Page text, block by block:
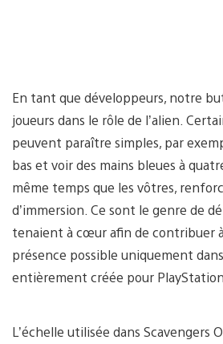
En tant que développeurs, notre
joueurs dans le rôle de l’alien.
peuvent paraître simples, par
bas et voir des mains bleues à
même temps que les vôtres,
d’immersion. Ce sont le genre de
tenaient à cœur afin de contribuer
présence possible uniquement
entièrement créée pour PlayStation
L’échelle utilisée dans Scavengers